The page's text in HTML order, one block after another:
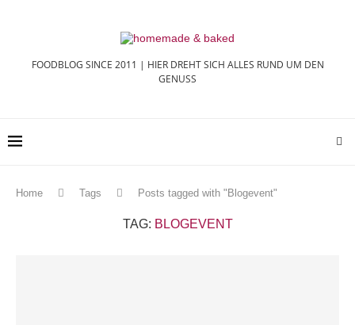
FOODBLOG SINCE 2011 | HIER DREHT SICH ALLES RUND UM DEN
GENUSS
Home Tags Posts tagged with "Blogevent"
TAG: BLOGEVENT